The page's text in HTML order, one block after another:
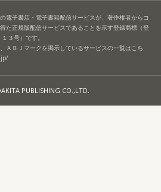
電子書店・電子書籍配信サービスが、著作権者からコ
た正規版配信サービスであることを示す登録商標（登
３号）です。
ＡＢＪマークを掲示しているサービスの一覧はこち
PUBLISHING CO.,LTD.